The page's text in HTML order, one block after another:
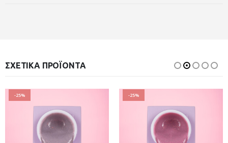
ΣΧΕΤΙΚΆ ΠΡΟΪΌΝΤΑ
-25% -25%